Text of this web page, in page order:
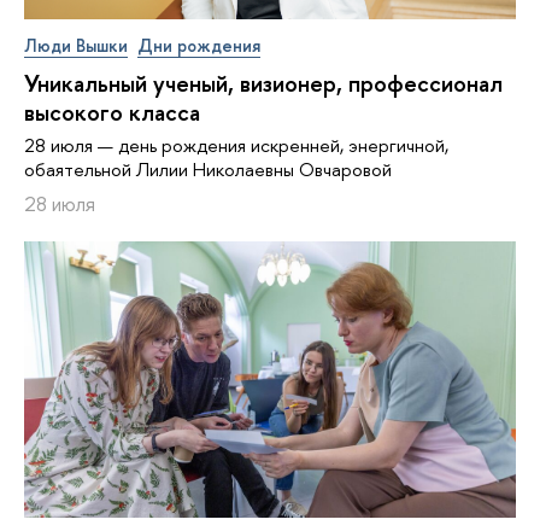
Люди Вышки Дни рождения
Уникальный ученый, визионер, про­фес­си­о­нал
высокого класса
28 июля — день рождения искренней, энергичной,
обаятельной Лилии Николаевны Овчаровой
28 июля